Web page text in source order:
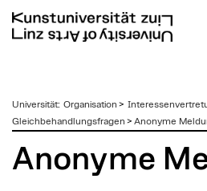
zum
Inhalt
Universität: Organisation >
Gleichbehandlungsfragen > Anonyme
Anonyme